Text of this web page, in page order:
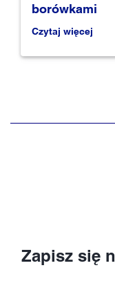
borówkami
Czytaj więcej
Zapisz się